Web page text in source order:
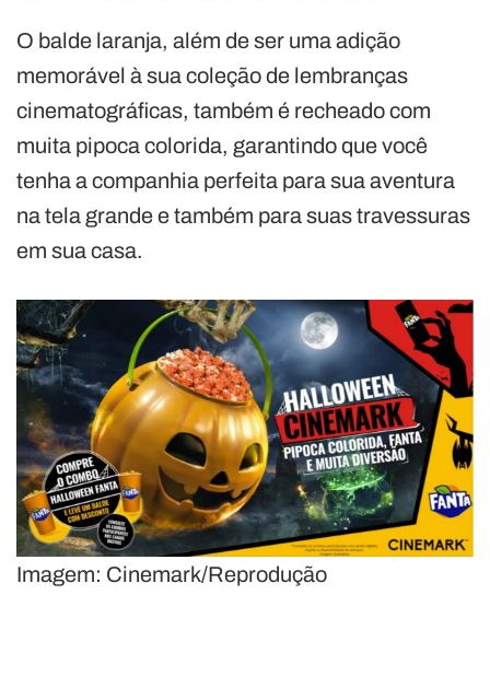
O balde laranja, além de ser uma adição
memorável à sua coleção de lembranças
cinematográficas, também é recheado com
muita pipoca colorida, garantindo que você
tenha a companhia perfeita para sua aventura
na tela grande e também para suas travessuras
em sua casa.
Imagem: Cinemark/Reprodução